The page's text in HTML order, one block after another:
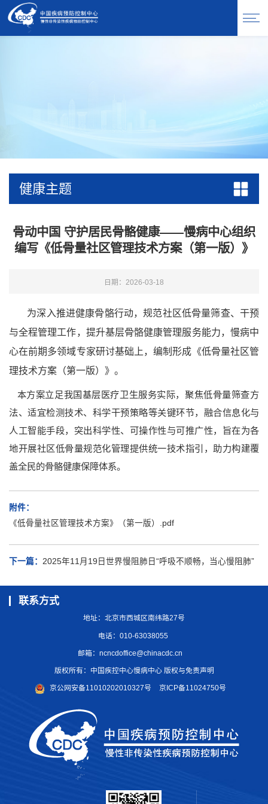
健康主题
骨动中国 守护居民骨骼健康——慢病中心组织
编写《低骨量社区管理技术方案（第一版）》
日期：2026-03-18
为深入推进健康骨骼行动，规范社区低骨量筛查、干预
与全程管理工作，提升基层骨骼健康管理服务能力，慢病中
心在前期多领域专家研讨基础上，编制形成《低骨量社区管
理技术方案（第一版）》。
本方案立足我国基层医疗卫生服务实际，聚焦低骨量筛查方
法、适宜检测技术、科学干预策略等关键环节，融合信息化与
人工智能手段，突出科学性、可操作性与可推广性，旨在为各
地开展社区低骨量规范化管理提供统一技术指引，助力构建覆
盖全民的骨骼健康保障体系。
附件：
《低骨量社区管理技术方案》（第一版）.pdf
下一篇： 2025年11月19日世界慢阻肺日“呼吸不顺畅，当心慢阻肺”
联系方式
地址：北京市西城区南纬路27号
电话：010-63038055
邮箱：ncncdoffice@chinacdc.cn
版权所有：中国疾控中心慢病中心 版权与免责声明
京公网安备11010202010327号 京ICP备11024750号